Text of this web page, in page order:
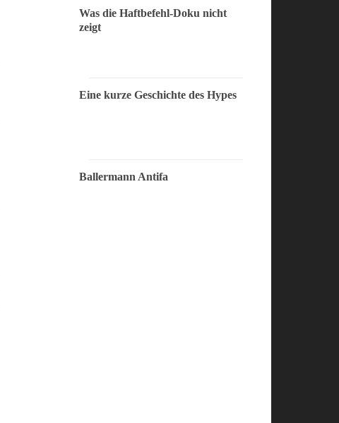
Was die Haftbefehl-Doku nicht
zeigt
Eine kurze Geschichte des Hypes
Ballermann Antifa